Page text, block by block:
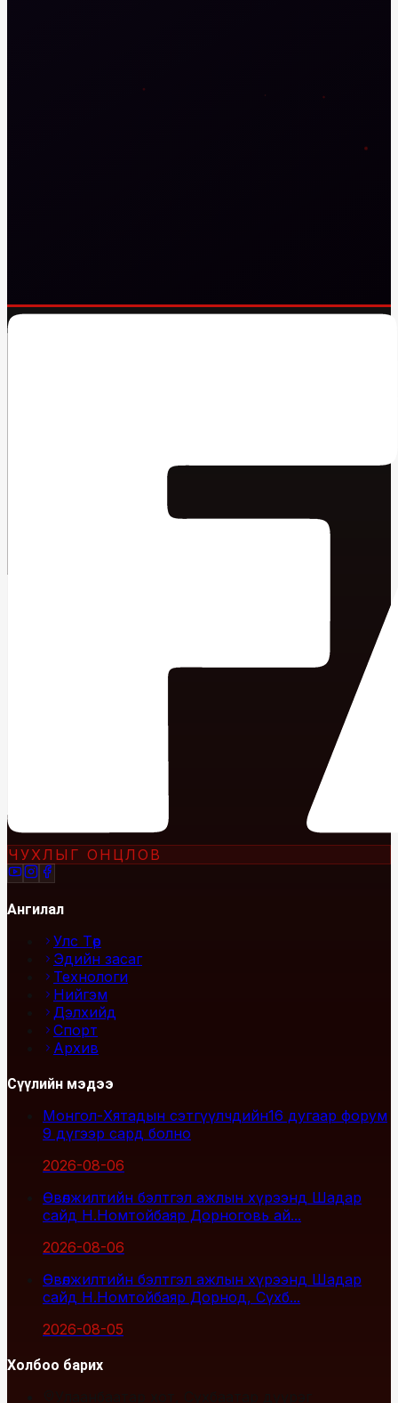
ЧУХЛЫГ ОНЦЛОВ
Ангилал
Улс Төр
Эдийн засаг
Технологи
Нийгэм
Дэлхийд
Спорт
Архив
Сүүлийн мэдээ
Монгол-Хятадын сэтгүүлчдийн16 дугаар форум
9 дүгээр сард болно
2026-08-06
Өвөлжилтийн бэлтгэл ажлын хүрээнд Шадар
сайд Н.Номтойбаяр Дорноговь ай...
2026-08-06
Өвөлжилтийн бэлтгэл ажлын хүрээнд Шадар
сайд Н.Номтойбаяр Дорнод, Сүхб...
2026-08-05
Холбоо барих